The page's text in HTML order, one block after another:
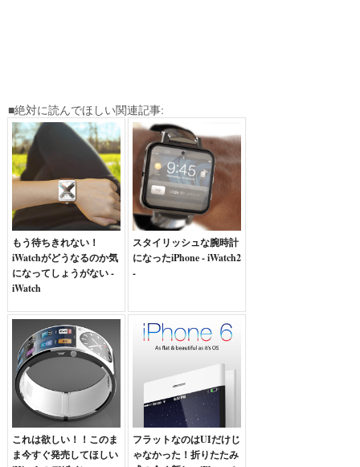
■絶対に読んでほしい関連記事:
もう待ちきれない！
iWatchがどうなるのか気
になってしょうがない -
iWatch
スタイリッシュな腕時計
になったiPhone - iWatch2
-
これは欲しい！！このま
ま今すぐ発売してほしい
フラットなのはUIだけじ
ゃなかった！折りたたみ